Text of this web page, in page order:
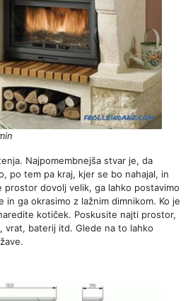
Najpomembnejša stvar je, da
po tem pa kraj, kjer se bo nahajal, in
prostor dovolj velik, ga lahko postavimo
ga okrasimo z lažnim dimnikom. Ko je
kotiček. Poskusite najti prostor,
vrat, baterij itd. Glede na to lahko